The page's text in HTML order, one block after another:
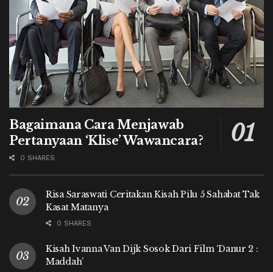
Bagaimana Cara Menjawab
Pertanyaan ‘Klise’ Wawancara?
0 SHARES
Risa Saraswati Ceritakan Kisah Pilu 5 Sahabat Tak
Kasat Matanya
0 SHARES
Kisah Ivanna Van Dijk Sosok Dari Film ‘Danur 2 :
Maddah’